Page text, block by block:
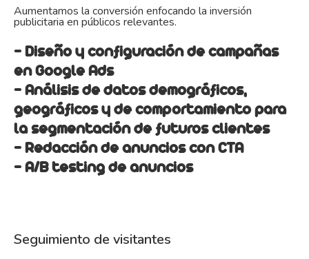
Aumentamos la conversión enfocando la inversión
publicitaria en públicos relevantes.
- Diseño y configuración de campañas
en Google Ads
- Análisis de datos demográficos,
geográficos y de comportamiento para
la segmentación de futuros clientes
- Redacción de anuncios con CTA
- A/B testing de anuncios
Seguimiento de visitantes